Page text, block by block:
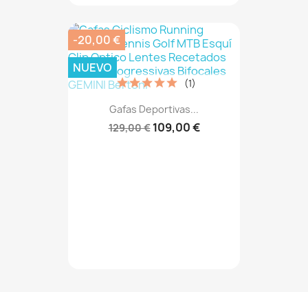
Gafas Deportivas...
129,00 € 109,00 €
(1)
-20,00 €
NUEVO